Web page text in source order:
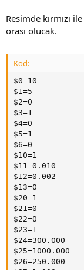
Resimde kırmızı
orası olucak.
Kod:
$0=10
$1=5
$2=0
$3=1
$4=0
$5=1
$6=0
$10=1
$11=0.010
$12=0.002
$13=0
$20=1
$21=0
$22=0
$23=1
$24=300.000
$25=1000.000
$26=250.000